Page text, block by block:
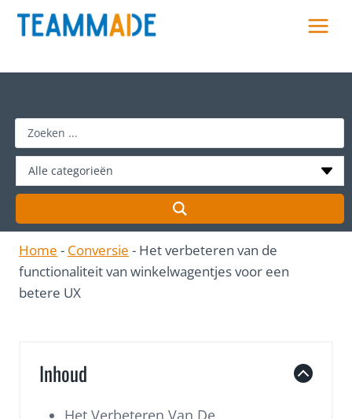
Skip
h
Home - Conversie - Het verbeteren van de
functionaliteit van winkelwagentjes voor een
betere UX
Inhoud
Het Verbeteren Van De